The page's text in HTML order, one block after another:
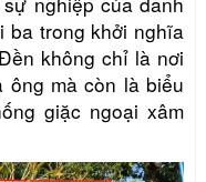
ba trong khởi nghĩa
không chỉ là nơi
mà còn là biểu
giặc ngoại xâm